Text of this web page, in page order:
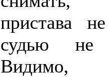
пристава
судью не
Видимо,